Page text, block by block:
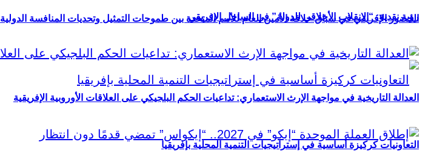
الحضور الإفريقي في سباق خلافة الأمين العام للأمم المتحدة بين طموحات التمثيل وتحديات المنافسة الدولية
التعاونيات كركيزة أساسية في إستراتيجيات التنمية المحلية بإفريقيا
رؤية نقدية: “الانقلاب الأخلاقي للدولة” في الساحل الإفريقي
العدالة التاريخية في مواجهة الإرث الاستعماري: تداعيات الحكم البلجيكي على العلاقات الأوروبية الإفريقية